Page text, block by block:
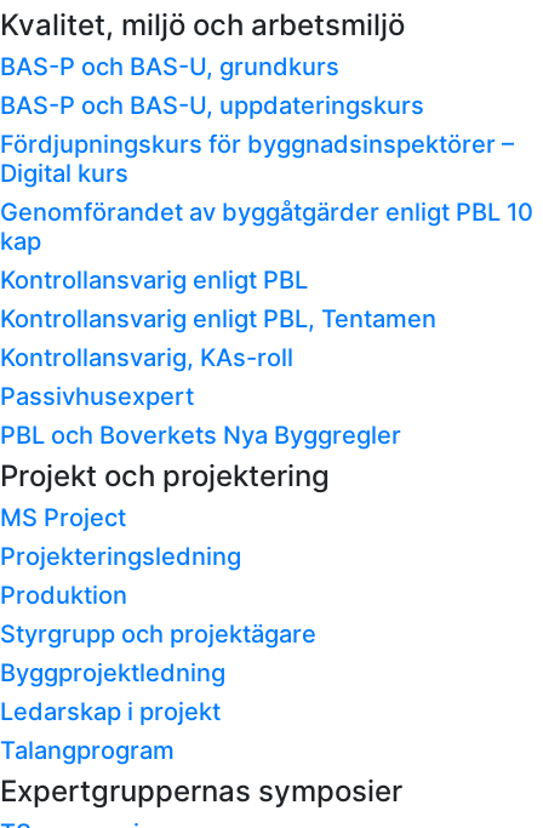
Kvalitet, miljö och arbetsmiljö
BAS-P och BAS-U, grundkurs
BAS-P och BAS-U, uppdateringskurs
Fördjupningskurs för byggnadsinspektörer –
Digital kurs
Genomförandet av byggåtgärder enligt PBL 10
kap
Kontrollansvarig enligt PBL
Kontrollansvarig enligt PBL, Tentamen
Kontrollansvarig, KAs-roll
Passivhusexpert
PBL och Boverkets Nya Byggregler
Projekt och projektering
MS Project
Projekteringsledning
Produktion
Styrgrupp och projektägare
Byggprojektledning
Ledarskap i projekt
Talangprogram
Expertgruppernas symposier